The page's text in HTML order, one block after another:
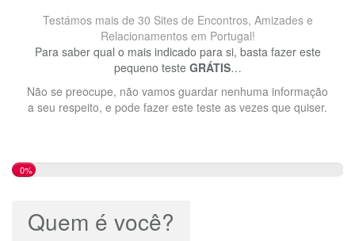
Testámos mais de 30 Sites de Encontros, Amizades e
Relacionamentos em Portugal!
Para saber qual o mais indicado para si, basta fazer este
pequeno teste GRÁTIS…
Não se preocupe, não vamos guardar nenhuma informação
a seu respeito, e pode fazer este teste as vezes que quiser.
0%
Quem é você?